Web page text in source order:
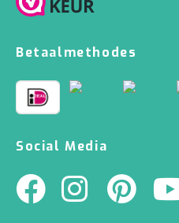
Betaalmethodes
Social Media